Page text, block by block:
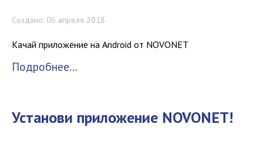
Создано: 06 апреля 2018
Качай приложение на Android от NOVONET
Подробнее...
Установи приложение NOVONET!